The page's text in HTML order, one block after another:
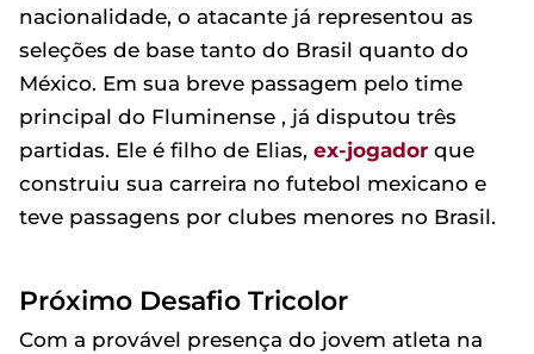
nacionalidade, o atacante já representou as
seleções de base tanto do Brasil quanto do
México. Em sua breve passagem pelo time
principal do Fluminense , já disputou três
partidas. Ele é filho de Elias, ex-jogador que
construiu sua carreira no futebol mexicano e
teve passagens por clubes menores no Brasil.
Próximo Desafio Tricolor
Com a provável presença do jovem atleta na